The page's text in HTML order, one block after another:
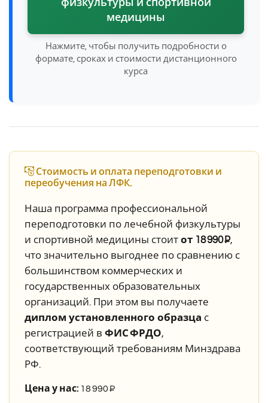
физкультуры и спортивной
медицины
Нажмите, чтобы получить подробности о
формате, сроках и стоимости дистанционного
курса
Стоимость и оплата переподготовки и
переобучения на ЛФК.
Наша программа профессиональной
переподготовки по лечебной физкультуры
и спортивной медицины стоит от 18 990 ₽,
что значительно выгоднее по сравнению с
большинством коммерческих и
государственных образовательных
организаций. При этом вы получаете
диплом установленного образца с
регистрацией в ФИС ФРДО,
соответствующий требованиям Минздрава
РФ.
Цена у нас: 18 990₽